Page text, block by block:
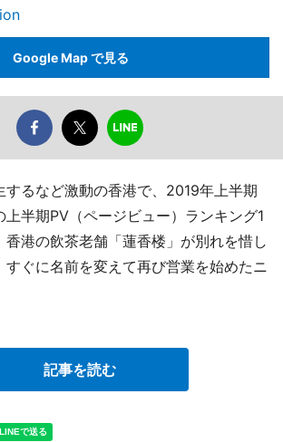
Google Map で見る
するなど激動の香港で、2019年上半期
上半期PV（ページビュー）ランキング1
香港の飲茶老舗「蓮香楼」が別れを惜し
すぐに名前を変えて再び営業を始めたニ
記事を読む